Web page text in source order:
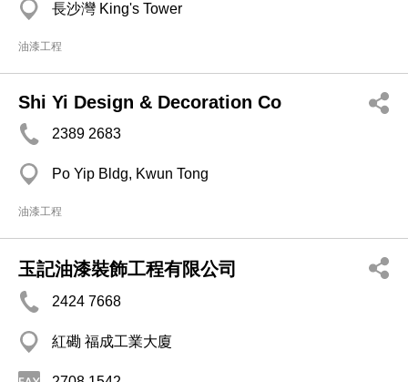
長沙灣 King's Tower
油漆工程
Shi Yi Design & Decoration Co
2389 2683
Po Yip Bldg, Kwun Tong
油漆工程
玉記油漆裝飾工程有限公司
2424 7668
紅磡 福成工業大廈